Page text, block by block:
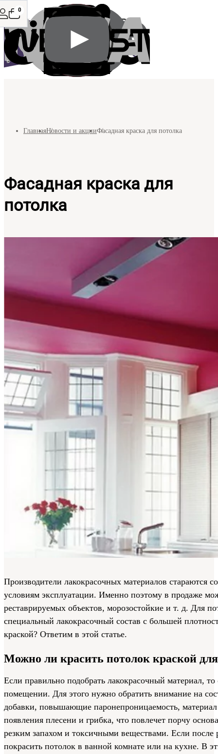
0
ГлавнаяНовости и акцииФасадная краска для потолка
Фасадная краска для
потолка
Производители лакокрасочных материалов стараются
условиям эксплуатации. Именно поэтому в продаже
реставрируемых объектов, морозостойкие и т. д. Для
специальный лакокрасочный состав с большей
краской? Ответим в этой статье.
Можно ли красить потолок краской
Если правильно подобрать лакокрасочный материал,
помещении. Для этого нужно обратить внимание на
добавки, повышающие паронепроницаемость,
появления плесени и грибка, что повлечет порчу
резким запахом и токсичными веществами. Если после
покрасить потолок в ванной комнате или на кухне. В